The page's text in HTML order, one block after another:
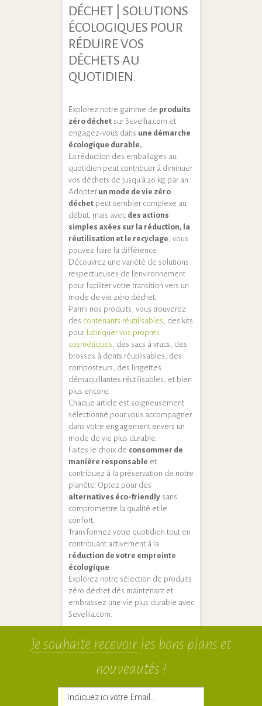
DÉCHET | SOLUTIONS
ÉCOLOGIQUES POUR
RÉDUIRE VOS
DÉCHETS AU
QUOTIDIEN.
Explorez notre gamme de produits
zéro déchetsur Sevellia.com et
engagez-vous dans une démarche
écologique durable.
La réduction des emballages au
quotidien peut contribuer à diminuer
vos déchets de jusqu'à 26 kg par an.
Adopterun mode de vie zéro
déchetpeut sembler complexe au
début, mais avec des actions
simples axées sur la réduction, la
réutilisation et le recyclage , vous
pouvez faire la différence.
Découvrez une variété de solutions
respectueuses de l'environnement
pour faciliter votre transition vers un
mode de vie zéro déchet.
Parmi nos produits, vous trouverez
des contenants réutilisables , des kits
pour fabriquer vos propres
cosmétiques , des sacs à vracs, des
brosses à dents réutilisables, des
composteurs, des lingettes
démaquillantes réutilisables, et bien
plus encore.
Chaque article est soigneusement
sélectionné pour vous accompagner
dans votre engagement envers un
mode de vie plus durable.
Faites le choix de consommer de
manière responsable et
contribuez à la préservation de notre
planète. Optez pour des
alternatives éco-friendlysans
compromettre la qualité et le
confort.
Transformez votre quotidien tout en
contribuant activement à la
réduction de votre empreinte
écologique.
Explorez notre sélection de produits
zéro déchet dès maintenant et
embrassez une vie plus durable avec
Sevellia.com.
Je souhaite recevoirles bons plans et
nouveautés !